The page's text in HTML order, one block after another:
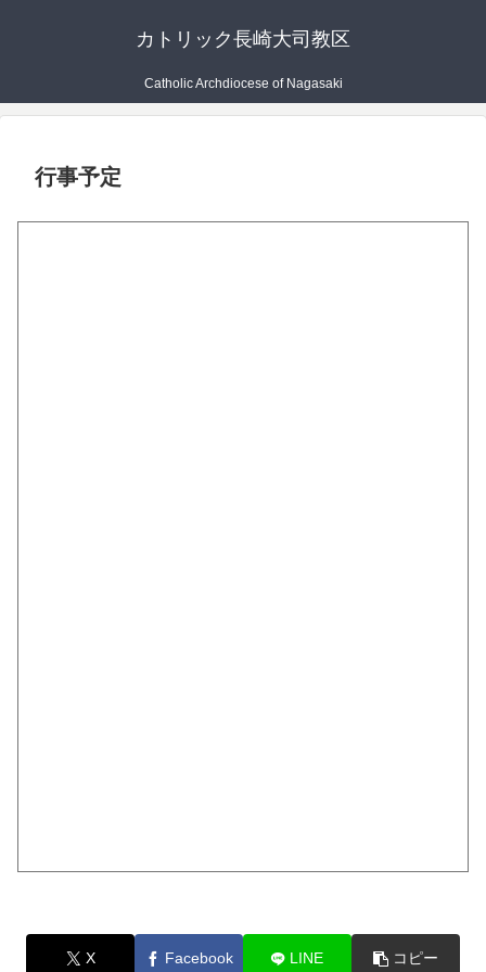
カトリック長崎大司教区
Catholic Archdiocese of Nagasaki
行事予定
X Facebook LINE コピー